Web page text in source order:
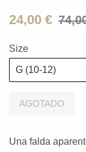
24,00 €
Size
AGOTADO
Una falda